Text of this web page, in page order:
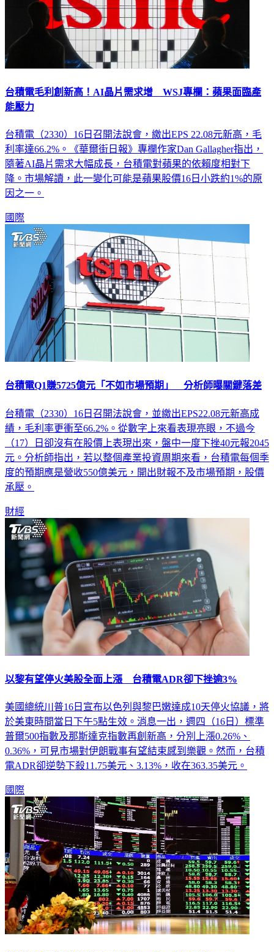
台積電毛利創新高！AI晶片需求增 WSJ專欄：蘋果面臨產
能壓力
台積電（2330）16日召開法說會，繳出EPS 22.08元新高，毛
利率達66.2%。《華爾街日報》專欄作家Dan Gallagher指出，
隨著AI晶片需求大幅成長，台積電對蘋果的依賴度相對下
降。市場解讀，此一變化可能是蘋果股價16日小跌約1%的原
因之一。
國際
台積電Q1賺5725億元「不如市場預期」 分析師曝關鍵落差
台積電（2330）16日召開法說會，並繳出EPS22.08元新高成
績，毛利率更衝至66.2%。從數字上來看表現亮眼，不過今
（17）日卻沒有在股價上表現出來，盤中一度下挫40元報2045
元。分析師指出，若以整個產業投資周期來看，台積電每個季
度的預期應是營收550億美元，開出財報不及市場預期，股價
承壓。
財經
以黎有望停火美股全面上漲 台積電ADR卻下挫逾3%
美國總統川普16日宣布以色列與黎巴嫩達成10天停火協議，將
於美東時間當日下午5點生效。消息一出，週四（16日）標準
普爾500指數及那斯達克指數再創新高，分別上漲0.26%、
0.36%，可見市場對伊朗戰事有望結束感到樂觀。然而，台積
電ADR卻逆勢下殺11.75美元、3.13%，收在363.35美元。
國際